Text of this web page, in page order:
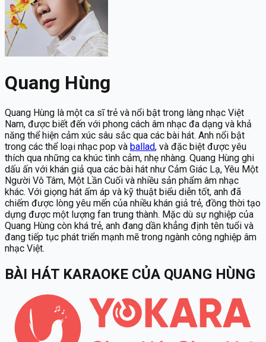
Quang Hùng
Quang Hùng là một ca sĩ trẻ và nổi bật trong làng nhạc Việt
Nam, được biết đến với phong cách âm nhạc đa dạng và khả
năng thể hiện cảm xúc sâu sắc qua các bài hát. Anh nổi bật
trong các thể loại nhạc pop và ballad, và đặc biệt được yêu
thích qua những ca khúc tình cảm, nhẹ nhàng. Quang Hùng ghi
dấu ấn với khán giả qua các bài hát như Cảm Giác Lạ, Yêu Một
Người Vô Tâm, Một Lần Cuối và nhiều sản phẩm âm nhạc
khác. Với giọng hát ấm áp và kỹ thuật biểu diễn tốt, anh đã
chiếm được lòng yêu mến của nhiều khán giả trẻ, đồng thời tạo
dựng được một lượng fan trung thành. Mặc dù sự nghiệp của
Quang Hùng còn khá trẻ, anh đang dần khẳng định tên tuổi và
đang tiếp tục phát triển mạnh mẽ trong ngành công nghiệp âm
nhạc Việt.
BÀI HÁT KARAOKE CỦA QUANG HÙNG